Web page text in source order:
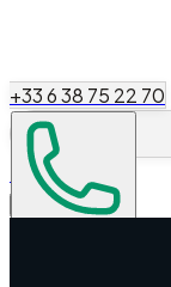
+33 6 38 75 22 70
Espace Client